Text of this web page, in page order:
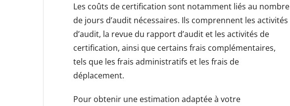
Les coûts de certification sont notamment liés au nombre
de jours d’audit nécessaires. Ils comprennent les activités
d’audit, la revue du rapport d’audit et les activités de
certification, ainsi que certains frais complémentaires,
tels que les frais administratifs et les frais de
déplacement.
Pour obtenir une estimation adaptée à votre